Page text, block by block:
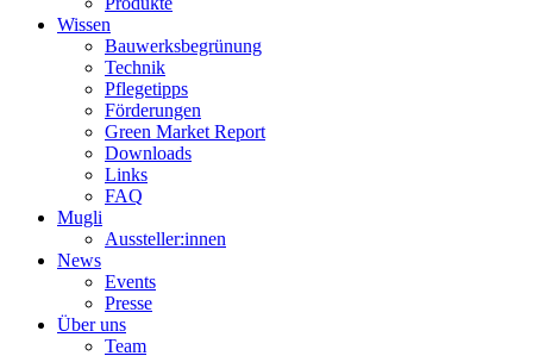
Wissen
Bauwerksbegrünung
Technik
Pflegetipps
Förderungen
Green Market Report
Downloads
Links
FAQ
Mugli
Aussteller:innen
News
Events
Presse
Über uns
Team